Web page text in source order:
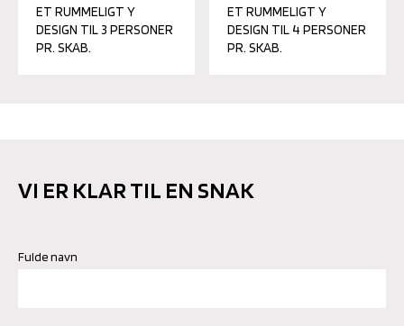
ET RUMMELIGT Y
DESIGN TIL 3 PERSONER
PR. SKAB.
ET RUMMELIGT Y
DESIGN TIL 4 PERSONER
PR. SKAB.
VI ER KLAR TIL EN SNAK
Fulde navn